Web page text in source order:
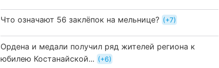
Что означают 56 заклёпок на мельнице? +7
Ордена и медали получил ряд жителей региона к
юбилею Костанайской...
+6